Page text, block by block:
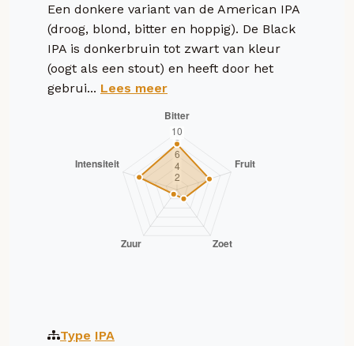
Een donkere variant van de American IPA
(droog, blond, bitter en hoppig). De Black
IPA is donkerbruin tot zwart van kleur
(oogt als een stout) en heeft door het
gebrui... Lees meer
Type IPA